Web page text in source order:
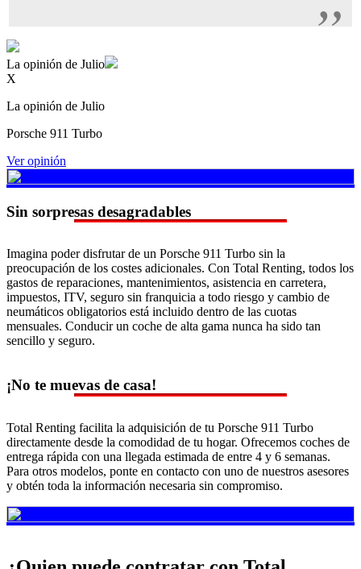
La opinión de Julio
X
La opinión de Julio
Porsche 911 Turbo
Ver opinión
Sin sorpresas desagradables
Imagina poder disfrutar de un Porsche 911 Turbo sin la
preocupación de los costes adicionales. Con Total Renting, todos los
gastos de reparaciones, mantenimientos, asistencia en carretera,
impuestos, ITV, seguro sin franquicia a todo riesgo y cambio de
neumáticos obligatorios está incluido dentro de las cuotas
mensuales. Conducir un coche de alta gama nunca ha sido tan
sencillo y seguro.
¡No te muevas de casa!
Total Renting facilita la adquisición de tu Porsche 911 Turbo
directamente desde la comodidad de tu hogar. Ofrecemos coches de
entrega rápida con una llegada estimada de entre 4 y 6 semanas.
Para otros modelos, ponte en contacto con uno de nuestros asesores
y obtén toda la información necesaria sin compromiso.